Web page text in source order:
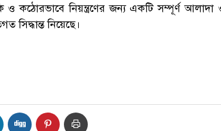
ও কঠোরভাবে নিয়ন্ত্রণের জন্য একটি সম্পূর্ণ
সিদ্ধান্ত নিয়েছে।